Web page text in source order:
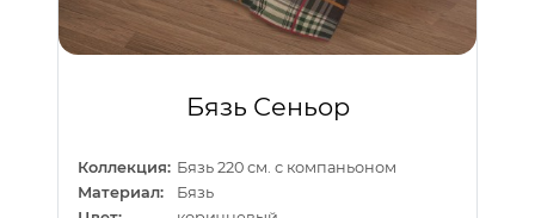
Бязь Сеньор
Коллекция: Бязь 220 см. с компаньоном
Материал:
Бязь